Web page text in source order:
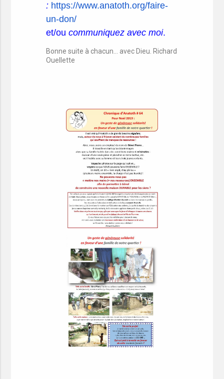
: https://www.anatoth.org/faire-
un-don/
et/oucommuniquez avec moi.
Bonne suite à chacun… avec Dieu. Richard
Ouellette